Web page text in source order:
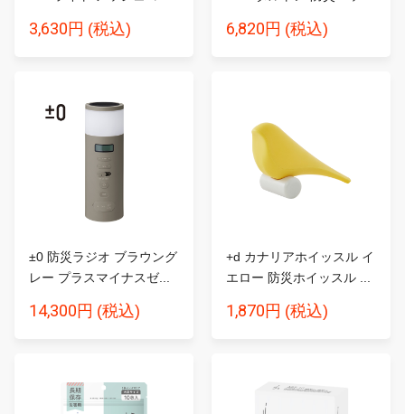
3,630円 (税込) 6,820円 (税込)
±0 防災ラジオ ブラウング
レー プラスマイナスゼ...
14,300円 (税込)
+d カナリアホイッスル イ
エロー 防災ホイッスル ...
1,870円 (税込)